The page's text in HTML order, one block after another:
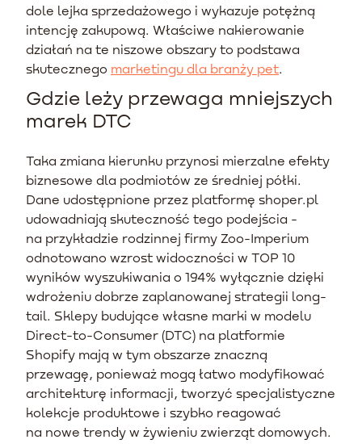
dole lejka sprzedażowego i wykazuje potężną
intencję zakupową. Właściwe nakierowanie
działań na te niszowe obszary to podstawa
skutecznego marketingu dla branży pet.
Gdzie leży przewaga mniejszych
marek DTC
Taka zmiana kierunku przynosi mierzalne efekty
biznesowe dla podmiotów ze średniej półki.
Dane udostępnione przez platformę shoper.pl
udowadniają skuteczność tego podejścia -
na przykładzie rodzinnej firmy Zoo-Imperium
odnotowano wzrost widoczności w TOP 10
wyników wyszukiwania o 194% wyłącznie dzięki
wdrożeniu dobrze zaplanowanej strategii long-
tail. Sklepy budujące własne marki w modelu
Direct-to-Consumer (DTC) na platformie
Shopify mają w tym obszarze znaczną
przewagę, ponieważ mogą łatwo modyfikować
architekturę informacji, tworzyć specjalistyczne
kolekcje produktowe i szybko reagować
na nowe trendy w żywieniu zwierząt domowych.